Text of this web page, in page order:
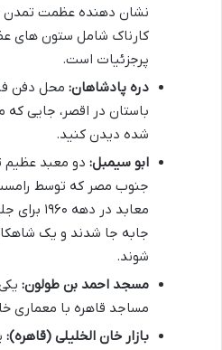
نشان دهنده عظمت تمدن
کارناک شامل ستون های
پرجزئیات است.
دره پادشاهان: محل دفن
باستان در اقصر، جایی که
شده دیدن کنید.
ابو سیمبل: دو معبد عظیم
جنوب مصر که توسط
معابد در
جابه جا شدند و یک
شوند.
مسجد احمد بن طولون:
مساجد قاهره با معماری
بازار خان الخلیلی (قاهره):